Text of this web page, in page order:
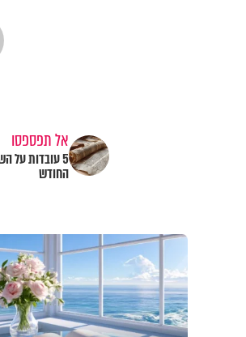
אל תפספסו
5 עובדות על
החודש